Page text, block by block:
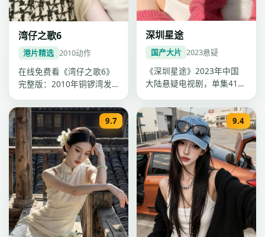
湾仔之歌6
港片精选 2010动作
在线免费看《湾仔之歌6》
完整版：2010年铜锣湾发
乐、杨千…
深圳星途
国产大片 2023悬疑
《深圳星途》2023年中国
大陆悬疑电视剧，单集41分
演迪…
9.7 9.4